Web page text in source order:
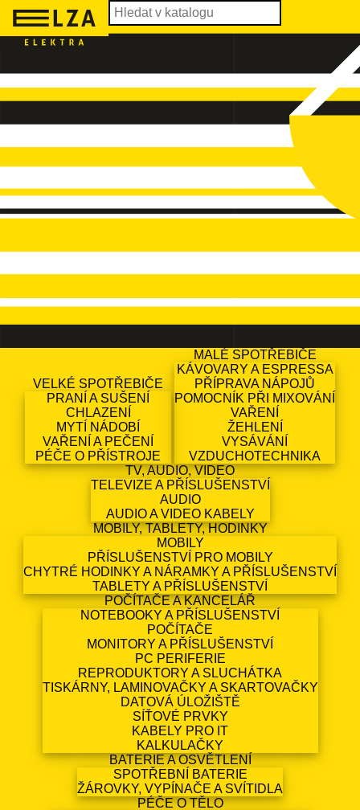
VELKÉ SPOTŘEBIČE
PRANÍ A SUŠENÍ
CHLAZENÍ
MYTÍ NÁDOBÍ
VAŘENÍ A PEČENÍ
PÉČE O PŘÍSTROJE
MALÉ SPOTŘEBIČE
KÁVOVARY A ESPRESSA
PŘÍPRAVA NÁPOJŮ
POMOCNÍK PŘI MIXOVÁNÍ
VAŘENÍ
ŽEHLENÍ
VYSÁVÁNÍ
VZDUCHOTECHNIKA
TV, AUDIO, VIDEO
TELEVIZE A PŘÍSLUŠENSTVÍ
AUDIO
AUDIO A VIDEO KABELY
MOBILY, TABLETY, HODINKY
MOBILY
PŘÍSLUŠENSTVÍ PRO MOBILY
CHYTRÉ HODINKY A NÁRAMKY A PŘÍSLUŠENSTVÍ
TABLETY A PŘÍSLUŠENSTVÍ
POČÍTAČE A KANCELÁŘ
NOTEBOOKY A PŘÍSLUŠENSTVÍ
POČÍTAČE
MONITORY A PŘÍSLUŠENSTVÍ
PC PERIFERIE
REPRODUKTORY A SLUCHÁTKA
TISKÁRNY, LAMINOVAČKY A SKARTOVAČKY
DATOVÁ ÚLOŽIŠTĚ
SÍŤOVÉ PRVKY
KABELY PRO IT
KALKULAČKY
BATERIE A OSVĚTLENÍ
SPOTŘEBNÍ BATERIE
ŽÁROVKY, VYPÍNAČE A SVÍTIDLA
PÉČE O TĚLO